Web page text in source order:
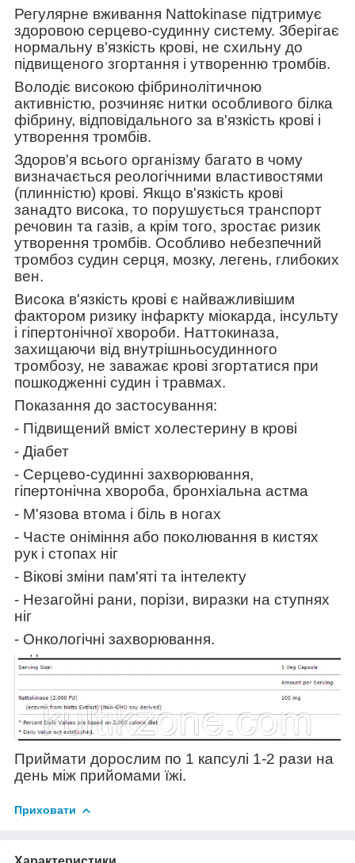
Регулярне вживання Nattokinase підтримує
здоровою серцево-судинну систему. Зберігає
нормальну в'язкість крові, не схильну до
підвищеного згортання і утворенню тромбів.
Володіє високою фібринолітичною
активністю, розчиняє нитки особливого білка
фібрину, відповідального за в'язкість крові і
утворення тромбів.
Здоров'я всього організму багато в чому
визначається реологічними властивостями
(плинністю) крові. Якщо в'язкість крові
занадто висока, то порушується транспорт
речовин та газів, а крім того, зростає ризик
утворення тромбів. Особливо небезпечний
тромбоз судин серця, мозку, легень, глибоких
вен.
Висока в'язкість крові є найважливішим
фактором ризику інфаркту міокарда, інсульту
і гіпертонічної хвороби. Наттокиназа,
захищаючи від внутрішньосудинного
тромбозу, не заважає крові згортатися при
пошкодженні судин і травмах.
Показання до застосування:
- Підвищений вміст холестерину в крові
- Діабет
- Серцево-судинні захворювання,
гіпертонічна хвороба, бронхіальна астма
- М'язова втома і біль в ногах
- Часте оніміння або поколювання в кистях
рук і стопах ніг
- Вікові зміни пам'яті та інтелекту
- Незагойні рани, порізи, виразки на ступнях
ніг
- Онкологічні захворювання.
Приймати дорослим по 1 капсулі 1-2 рази на
день між прийомами їжі.
Приховати